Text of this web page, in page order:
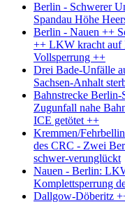
Berlin - Schwerer
Spandau Höhe
Berlin - Nauen ++
++ LKW kracht auf
Vollsperrung ++
Drei Bade-Unfälle
Sachsen-Anhalt
Bahnstrecke Berlin-
Zugunfall nahe
ICE getötet ++
Kremmen/
des CRC - Zwei
schwer-verunglückt
Nauen - Berlin:
Komplettsperrung
Dallgow-Döberitz